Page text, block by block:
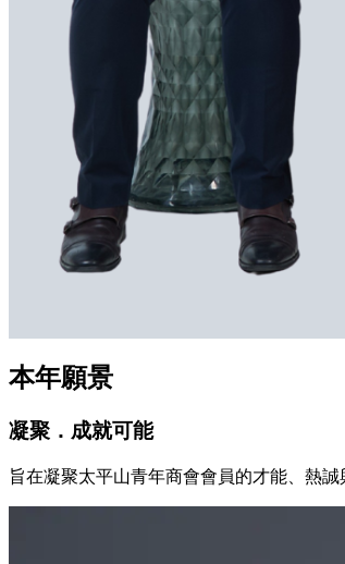
本年願景
凝聚．成就可能
旨在凝聚太平山青年商會會員的才能、熱